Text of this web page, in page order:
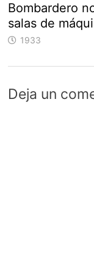
Bombardero
salas de
1933
Deja un